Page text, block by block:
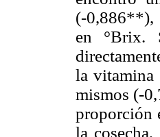
(-0,886**),
en °Brix.
la vitamina
mismos (-
proporción
la